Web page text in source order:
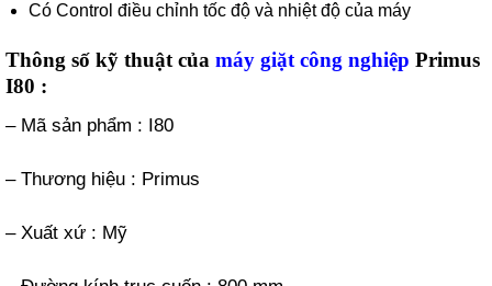
Có Control điều chỉnh tốc độ và nhiệt độ của máy
Thông số kỹ thuật của máy giặt công nghiệp Primus
I80 :
– Mã sản phẩm : I80
– Thương hiệu : Primus
– Xuất xứ : Mỹ